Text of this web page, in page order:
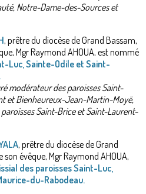
Notre-Dame-des-Sources et
, prêtre du diocèse de Grand Bassam,
Mgr Raymond AHOUA, est nommé
Luc, Sainte-Odile et Saint-
modérateur des paroisses Saint-
et Bienheureux-Jean-Martin-Moyë,
Saint-Brice et Saint-Laurent-
, prêtre du diocèse de Grand
son évêque, Mgr Raymond AHOUA,
des paroisses Saint-Luc,
du-Rabodeau.